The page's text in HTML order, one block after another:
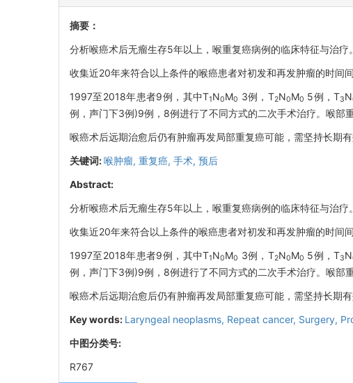
摘要：
分析喉癌术后无瘤生存5年以上，喉重复癌病例的临床特征与治疗。
收集近20年来符合以上条件的喉癌患者对初发和再发肿瘤的时间
1997至2018年患者9例，其中T1N0M0 3例，T2N0M0 5例，T3N
例，声门下3例)9例，8例进行了不同方式的二次手术治疗。喉部
喉癌术后远期治愈后仍有肿瘤再发局部重复癌可能，需坚持长期
关键词:喉肿瘤, 重复癌, 手术, 预后
Abstract:
分析喉癌术后无瘤生存5年以上，喉重复癌病例的临床特征与治疗。
收集近20年来符合以上条件的喉癌患者对初发和再发肿瘤的时间
1997至2018年患者9例，其中T1N0M0 3例，T2N0M0 5例，T3N
例，声门下3例)9例，8例进行了不同方式的二次手术治疗。喉部
喉癌术后远期治愈后仍有肿瘤再发局部重复癌可能，需坚持长期
Key words: Laryngeal neoplasms, Repeat cancer, Surgery,
中图分类号:
R767